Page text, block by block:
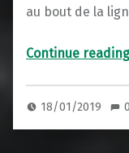
au bout de la
Continue reading
18/01/2019 0